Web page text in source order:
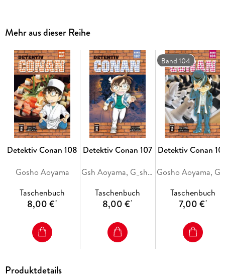
Mehr aus dieser Reihe
Detektiv Conan 108
Gosho Aoyama
Taschenbuch
8,00 €*
Detektiv Conan 107
Gsh Aoyama, G_sh_ Aoyama
Taschenbuch
8,00 €*
Band 104
Detektiv Conan
Taschenbuch
7,00 €*
Produktdetails